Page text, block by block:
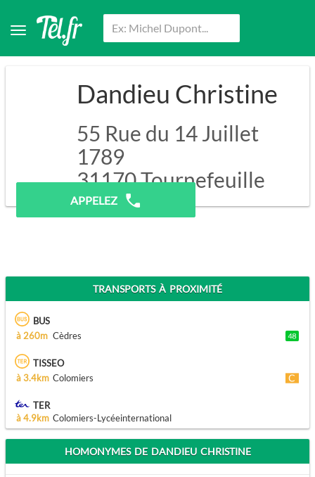
Dandieu Christine
55 Rue du 14 Juillet
1789
31170Tournefeuille
APPELEZ
TRANSPORTS À PROXIMITÉ
BUS
à 260m Cèdres
TISSEO
à 3.4km Colomiers
TER
à 4.9km Colomiers-Lycéeinternational
HOMONYMES DE DANDIEU CHRISTINE